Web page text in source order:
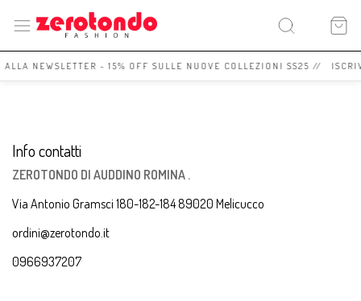
ALLA NEWSLETTER - 15% OFF SULLE NUOVE COLLEZIONI SS25 //
Info contatti
ZEROTONDO DI AUDDINO ROMINA .
Via Antonio Gramsci 180-182-184 89020 Melicucco
ordini@zerotondo.it
0966937207